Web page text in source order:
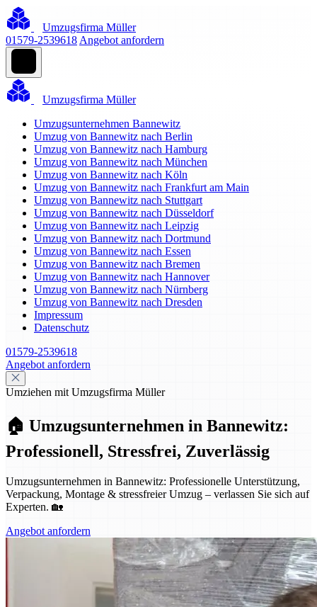
Umzugsfirma Müller
01579-2539618 Angebot anfordern
Umzugsfirma Müller
Umzugsunternehmen Bannewitz
Umzug von Bannewitz nach Berlin
Umzug von Bannewitz nach Hamburg
Umzug von Bannewitz nach München
Umzug von Bannewitz nach Köln
Umzug von Bannewitz nach Frankfurt am Main
Umzug von Bannewitz nach Stuttgart
Umzug von Bannewitz nach Düsseldorf
Umzug von Bannewitz nach Leipzig
Umzug von Bannewitz nach Dortmund
Umzug von Bannewitz nach Essen
Umzug von Bannewitz nach Bremen
Umzug von Bannewitz nach Hannover
Umzug von Bannewitz nach Nürnberg
Umzug von Bannewitz nach Dresden
Impressum
Datenschutz
01579-2539618
Angebot anfordern
Umziehen mit Umzugsfirma Müller
🏠 Umzugsunternehmen in Bannewitz:
Professionell, Stressfrei, Zuverlässig
Umzugsunternehmen in Bannewitz: Professionelle Unterstützung,
Verpackung, Montage & stressfreier Umzug – verlassen Sie sich auf
Experten. 🏡
Angebot anfordern